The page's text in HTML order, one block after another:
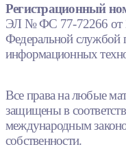
Регистрационный
ЭЛ № ФС 77-72266 от
Федеральной службой
информационных
Все права на любые
защищены в
международным
собственности.